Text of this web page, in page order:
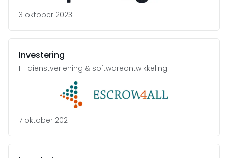
3 oktober 2023
Investering
IT-dienstverlening & softwareontwikkeling
7 oktober 2021